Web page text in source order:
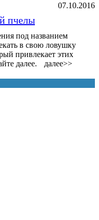
07.10.2016
пчелы
под названием
в свою ловушку
привлекает этих
далее.
далее>>